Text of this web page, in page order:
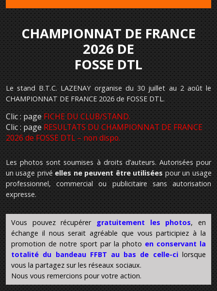
CHAMPIONNAT DE FRANCE
2026 DE
FOSSE DTL
Le stand B.T.C. LAZENAY organise du 30 juillet au 2 août le
CHAMPIONNAT DE FRANCE 2026 de FOSSE DTL.
Clic : pageFICHE DU CLUB/STAND.
Clic : pageRESULTATS DU CHAMPIONNAT DE FRANCE
2026 de FOSSE DTL – non dispo.
Les photos sont soumises à droits d’auteurs. Autorisées pour
un usage privéelles ne peuvent être utiliséespour un usage
professionnel, commercial ou publicitaire sans autorisation
expresse.
Vous pouvez récupérer gratuitement les photos, en
échange il nous serait agréable que vous participiez à la
promotion de notre sport par la photo en conservant la
totalité du bandeau FFBT au bas de celle-cilorsque
vous la partagez sur les réseaux sociaux.
Nous vous remercions pour votre action.